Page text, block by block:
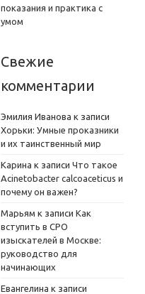
показания и практика с
умом
Свежие
комментарии
Эмилия Иванова к записи
Хорьки: Умные проказники
и их таинственный мир
Карина к записи Что такое
Acinetobacter calcoaceticus и
почему он важен?
Марьям к записи Как
вступить в СРО
изыскателей в Москве:
руководство для
начинающих
Евангелина к записи